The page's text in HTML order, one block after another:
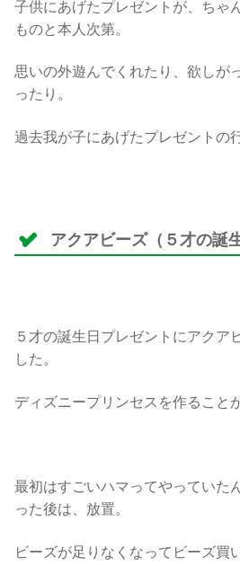
子供にあげたプレゼントが、ちゃ
ものと本人次第。
思いの外遊んでくれたり、欲しが
ったり。
過去我が子にあげたプレゼントの
アクアビーズ（５才の誕
５才の誕生日プレゼントにアクア
した。
ディズニープリンセスを作ること
最初はすごいハマってやっていた
った後は、放置。
ビーズが足りなくなってビーズ買